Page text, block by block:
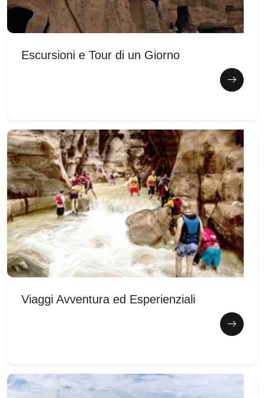
Escursioni e Tour di un Giorno
Viaggi Avventura ed Esperienziali